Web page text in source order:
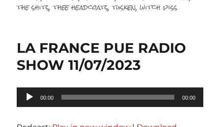
the shits,thee headcoats,tusken,witch piss
LA FRANCE PUE RADIO
SHOW 11/07/2023
Lecteur
audio
00:00 00:00